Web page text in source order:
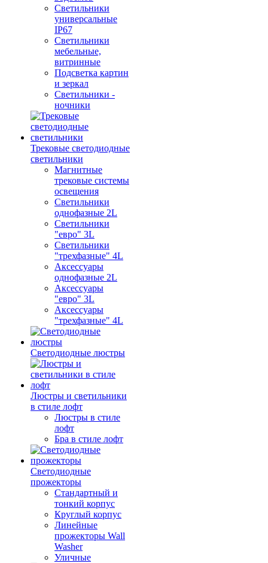
Светильники
универсальные
IP67
Светильники
мебельные,
витринные
Подсветка картин
и зеркал
Светильники -
ночники
Трековые светодиодные
светильники
Магнитные
трековые системы
освещения
Светильники
однофазные 2L
Светильники
"евро" 3L
Светильники
"трехфазные" 4L
Аксессуары
однофазные 2L
Аксессуары
"евро" 3L
Аксессуары
"трехфазные" 4L
Светодиодные люстры
Люстры и светильники
в стиле лофт
Люстры в стиле
лофт
Бра в стиле лофт
Светодиодные
прожекторы
Стандартный и
тонкий корпус
Круглый корпус
Линейные
прожекторы Wall
Washer
Уличные